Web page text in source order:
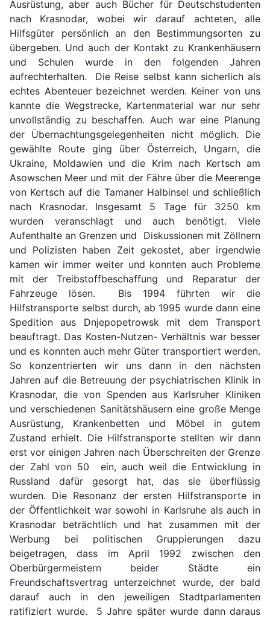
Ausrüstung, aber auch Bücher für Deutschstudenten
nach Krasnodar, wobei wir darauf achteten, alle
Hilfsgüter persönlich an den Bestimmungsorten zu
übergeben. Und auch der Kontakt zu Krankenhäusern
und Schulen wurde in den folgenden Jahren
aufrechterhalten. Die Reise selbst kann sicherlich als
echtes Abenteuer bezeichnet werden. Keiner von uns
kannte die Wegstrecke, Kartenmaterial war nur sehr
unvollständig zu beschaffen. Auch war eine Planung
der Übernachtungsgelegenheiten nicht möglich. Die
gewählte Route ging über Österreich, Ungarn, die
Ukraine, Moldawien und die Krim nach Kertsch am
Asowschen Meer und mit der Fähre über die Meerenge
von Kertsch auf die Tamaner Halbinsel und schließlich
nach Krasnodar. Insgesamt 5 Tage für 3250 km
wurden veranschlagt und auch benötigt. Viele
Aufenthalte an Grenzen und Diskussionen mit Zöllnern
und Polizisten haben Zeit gekostet, aber irgendwie
kamen wir immer weiter und konnten auch Probleme
mit der Treibstoffbeschaffung und Reparatur der
Fahrzeuge lösen. Bis 1994 führten wir die
Hilfstransporte selbst durch, ab 1995 wurde dann eine
Spedition aus Dnjepopetrowsk mit dem Transport
beauftragt. Das Kosten-Nutzen- Verhältnis war besser
und es konnten auch mehr Güter transportiert werden.
So konzentrierten wir uns dann in den nächsten
Jahren auf die Betreuung der psychiatrischen Klinik in
Krasnodar, die von Spenden aus Karlsruher Kliniken
und verschiedenen Sanitätshäusern eine große Menge
Ausrüstung, Krankenbetten und Möbel in gutem
Zustand erhielt. Die Hilfstransporte stellten wir dann
erst vor einigen Jahren nach Überschreiten der Grenze
der Zahl von 50 ein, auch weil die Entwicklung in
Russland dafür gesorgt hat, das sie überflüssig
wurden. Die Resonanz der ersten Hilfstransporte in
der Öffentlichkeit war sowohl in Karlsruhe als auch in
Krasnodar beträchtlich und hat zusammen mit der
Werbung bei politischen Gruppierungen dazu
beigetragen, dass im April 1992 zwischen den
Oberbürgermeistern beider Städte ein
Freundschaftsvertrag unterzeichnet wurde, der bald
darauf auch in den jeweiligen Stadtparlamenten
ratifiziert wurde. 5 Jahre später wurde dann daraus